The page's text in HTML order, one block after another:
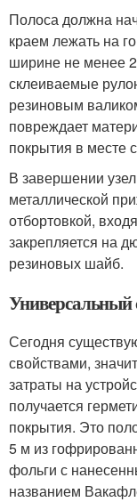
Полоса должна
краем лежать на
ширине не менее
склеиваемые
резиновым
повреждает
покрытия в месте
В завершении
металлической
отбортовкой,
закрепляется на
резиновых шайб.
Универсальный
Сегодня
свойствами,
затраты на
получается
покрытия. Это
5 м из
фольги с
названием